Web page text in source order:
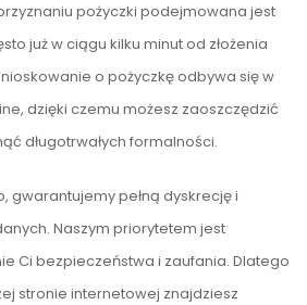
pożyczki podejmowana jest
już w ciągu kilku minut od złożenia
o pożyczkę odbywa się w
dzięki czemu możesz zaoszczędzić
długotrwałych formalności.
gwarantujemy pełną dyskrecję i
Naszym priorytetem jest
Ci bezpieczeństwa i zaufania. Dlatego
stronie internetowej znajdziesz